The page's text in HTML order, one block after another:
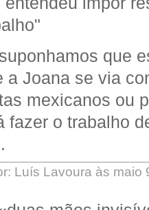
que
a Joana se via
mexicanos ou
fazer o trabalho
Luís Lavoura às maio